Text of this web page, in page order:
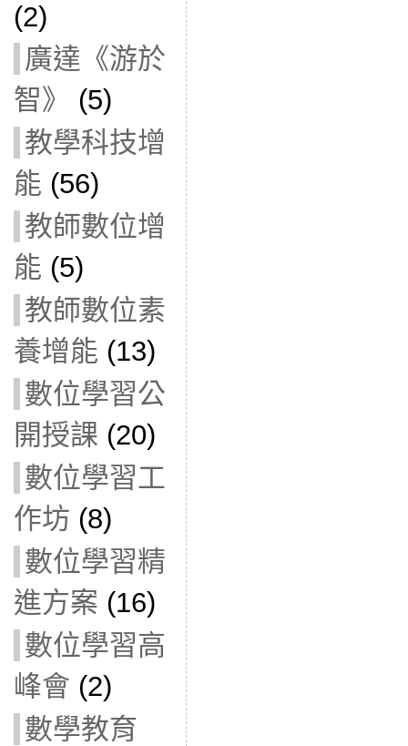
(2)
廣達《游於
智》
(5)
教學科技增
能 (56)
教師數位增
能 (5)
教師數位素
養增能 (13)
數位學習公
開授課 (20)
數位學習工
作坊 (8)
數位學習精
進方案 (16)
數位學習高
峰會 (2)
數學教育